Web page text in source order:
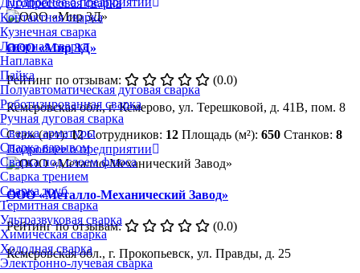
Контактная сварка
Кузнечная сварка
Лазерная сварка
Наплавка
Пайка
Полуавтоматическая дуговая сварка
Роботизированная сварка
Ручная дуговая сварка
Сварка арматуры
Сварка взрывом
Сварка под слоем флюса
Сварка трением
Сварка труб
Термитная сварка
Ультразвуковая сварка
Химическая сварка
Холодная сварка
Электронно-лучевая сварка
ООО «Мир 3Д»
Рейтинг по отзывам:
(0.0)
Кемеровская обл., г. Кемерово, ул. Терешковой, д. 41В, пом. 8
Стаж (лет):12 Сотрудников: 12 Площадь (м²): 650 Станков: 8
Подробнее о предприятии
ООО «Металло-Механический Завод»
Рейтинг по отзывам:
(0.0)
Кемеровская обл., г. Прокопьевск, ул. Правды, д. 25